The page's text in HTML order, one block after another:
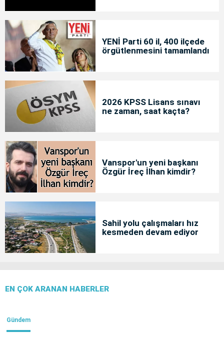
YENİ Parti 60 il, 400 ilçede
örgütlenmesini tamamlandı
2026 KPSS Lisans sınavı
ne zaman, saat kaçta?
Vanspor'un yeni başkanı
Özgür İreç İlhan kimdir?
Sahil yolu çalışmaları hız
kesmeden devam ediyor
EN ÇOK ARANAN HABERLER
Gündem